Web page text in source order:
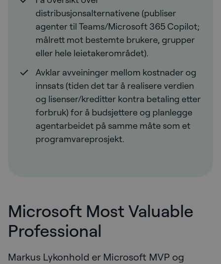
distribusjonsalternativene (publiser
agenter til Teams/Microsoft 365 Copilot;
målrett mot bestemte brukere, grupper
eller hele leietakerområdet).
Avklar avveininger mellom kostnader og
innsats (tiden det tar å realisere verdien
og lisenser/kreditter kontra betaling etter
forbruk) for å budsjettere og planlegge
agentarbeidet på samme måte som et
programvareprosjekt.
Microsoft Most Valuable
Professional
Markus Lykonhold er Microsoft MVP og